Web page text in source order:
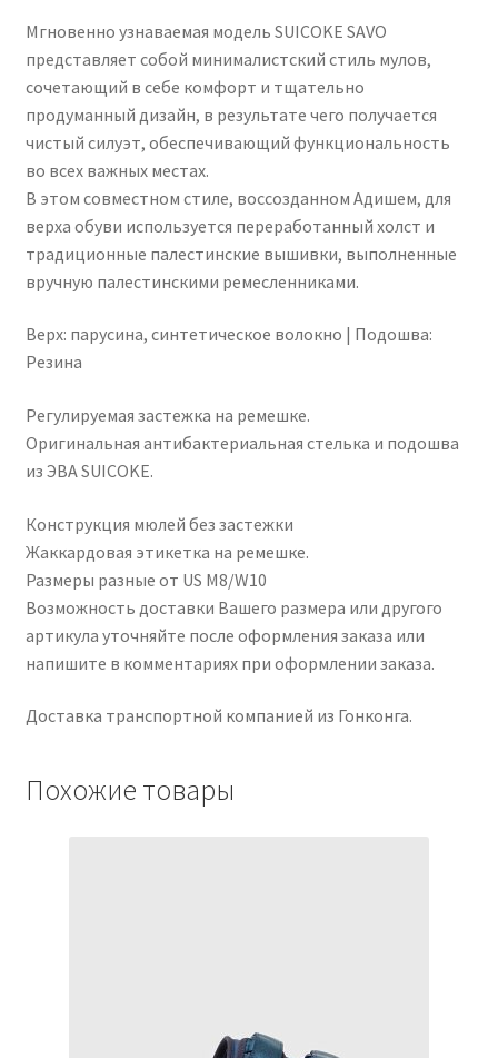
Чистка кондиционеров
Мгновенно узнаваемая модель SUICOKE SAVO
представляет собой минималистский стиль мулов,
сочетающий в себе комфорт и тщательно
продуманный дизайн, в результате чего получается
чистый силуэт, обеспечивающий функциональность
во всех важных местах.
В этом совместном стиле, воссозданном Адишем, для
верха обуви используется переработанный холст и
традиционные палестинские вышивки, выполненные
вручную палестинскими ремесленниками.
Верх: парусина, синтетическое волокно | Подошва:
Резина
Регулируемая застежка на ремешке.
Оригинальная антибактериальная стелька и подошва
из ЭВА SUICOKE.
Конструкция мюлей без застежки
Жаккардовая этикетка на ремешке.
Размеры разные от US M8/W10
Возможность доставки Вашего размера или другого
артикула уточняйте после оформления заказа или
напишите в комментариях при оформлении заказа.
Доставка транспортной компанией из Гонконга.
Похожие товары